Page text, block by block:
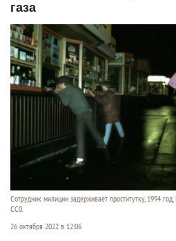
газа
Сотрудник милиции задерживает проститутку, 1994
СС0.
26 октября 2022 в 12:06